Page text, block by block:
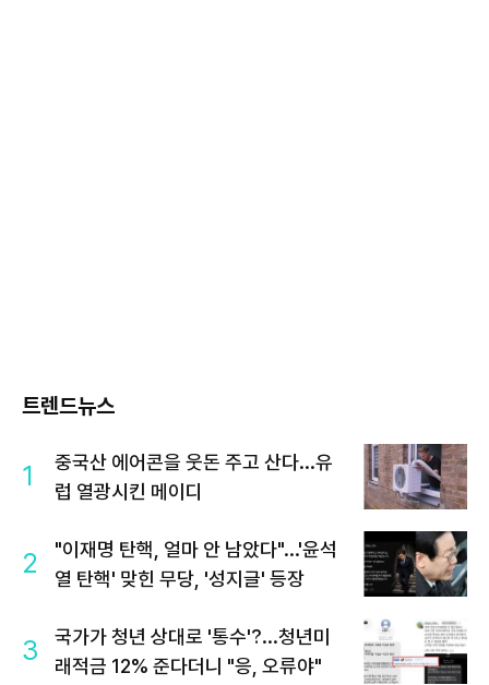
트렌드뉴스
1
중국산 에어콘을 웃돈 주고 산다...유
럽 열광시킨 메이디
2
"이재명 탄핵, 얼마 안 남았다"...'윤석
열 탄핵' 맞힌 무당, '성지글' 등장
3
국가가 청년 상대로 '통수'?...청년미
래적금 12% 준다더니 "응, 오류야"